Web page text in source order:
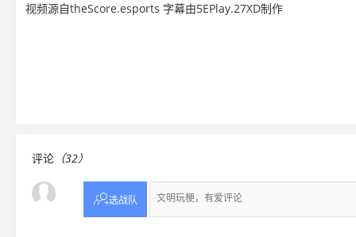
视频源自theScore.esports 字幕由5EPlay.27XD制作
评论 （32）
选战队